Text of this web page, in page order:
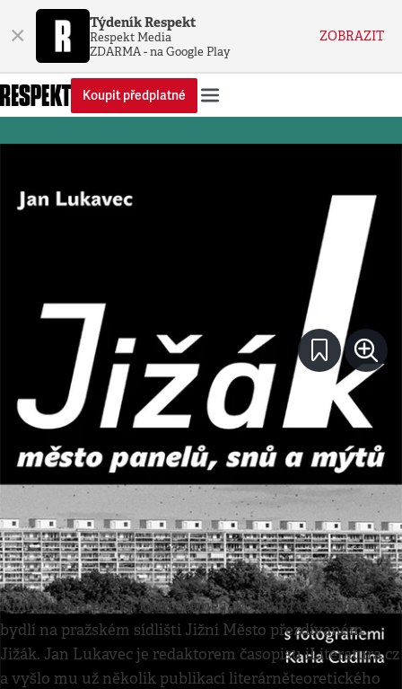
× Týdeník Respekt
Respekt Media
ZDARMA - na Google Play
ZOBRAZIT
Koupit předplatné
Kultura 28. 1. 2023• minuty
Knižní tipy
Respekt
Jižák je tady a Jižák je i tam
Kniha nejen pro ty, kteří stejně jako autor celoživotně
bydlí na pražském sídlišti Jižní Město přezdívaném
Jižák. Jan Lukavec je redaktorem časopisu iLiteratura.cz
a vyšlo mu už několik publikací literárněteoretického